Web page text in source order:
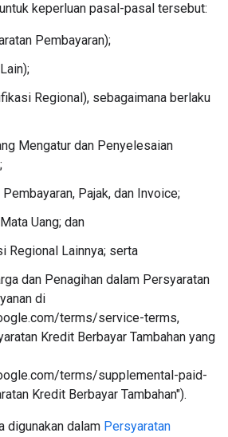
keperluan pasal-pasal tersebut:
Pembayaran);
Regional), sebagaimana berlaku
Mengatur dan Penyelesaian
Pajak, dan Invoice;
Uang; dan
Regional Lainnya; serta
dan Penagihan dalam Persyaratan
di
terms/service-terms,
Kredit Berbayar Tambahan yang
terms/supplemental-paid-
Kredit Berbayar Tambahan").
digunakan dalam Persyaratan